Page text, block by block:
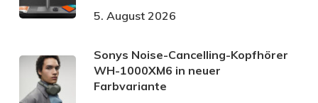
5. August 2026
Sonys Noise-Cancelling-Kopfhörer
WH-1000XM6 in neuer
Farbvariante